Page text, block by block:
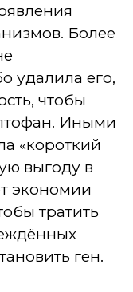
Более
удалила его,
чтобы
Иными
«короткий
выгоду в
экономии
тратить
ген.